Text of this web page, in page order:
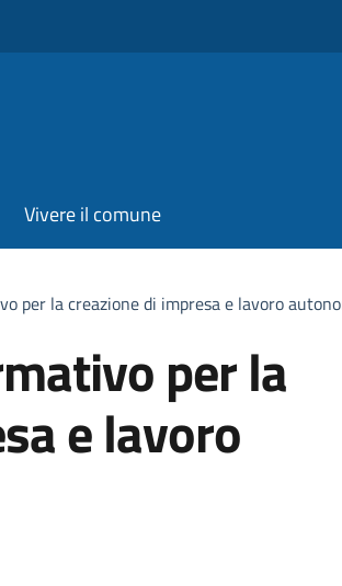
Vivere il comune
per la creazione di impresa e lavoro
per la
e lavoro